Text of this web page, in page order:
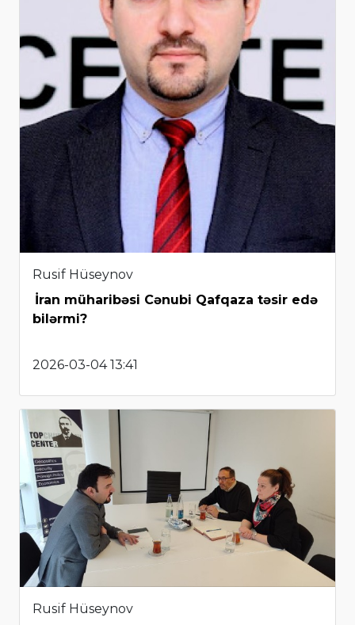
Rusif Hüseynov
İran müharibəsi Cənubi Qafqaza təsir edə
bilərmi?
2026-03-04 13:41
Rusif Hüseynov